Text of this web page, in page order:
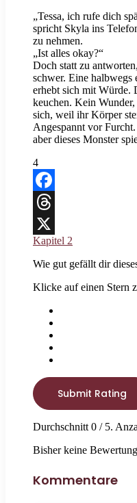
„Tessa, ich rufe dich
spricht Skyla ins
zu nehmen.
„Ist alles okay?“
Doch statt zu
schwer. Eine halbwegs
erhebt sich mit Würde.
keuchen. Kein Wunder,
sich, weil ihr Körper
Angespannt vor
aber dieses Monster
4
Facebook
Threads
X
Kapitel 2
Wie gut gefällt dir
Klicke auf einen Stern
Submit Rating
Durchschnitt 0 / 5.
Bisher keine
Kommentare